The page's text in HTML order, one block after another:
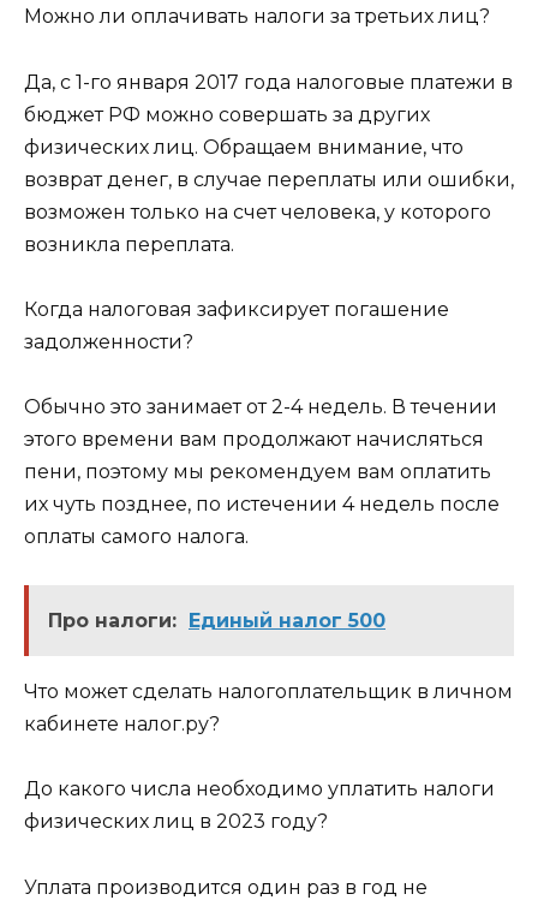
Можно ли оплачивать налоги за третьих лиц?
Да, с 1-го января 2017 года налоговые платежи в
бюджет РФ можно совершать за других
физических лиц. Обращаем внимание, что
возврат денег, в случае переплаты или ошибки,
возможен только на счет человека, у которого
возникла переплата.
Когда налоговая зафиксирует погашение
задолженности?
Обычно это занимает от 2-4 недель. В течении
этого времени вам продолжают начисляться
пени, поэтому мы рекомендуем вам оплатить
их чуть позднее, по истечении 4 недель после
оплаты самого налога.
Про налоги: Единый налог 500
Что может сделать налогоплательщик в личном
кабинете налог.ру?
До какого числа необходимо уплатить налоги
физических лиц в 2023 году?
Уплата производится один раз в год не